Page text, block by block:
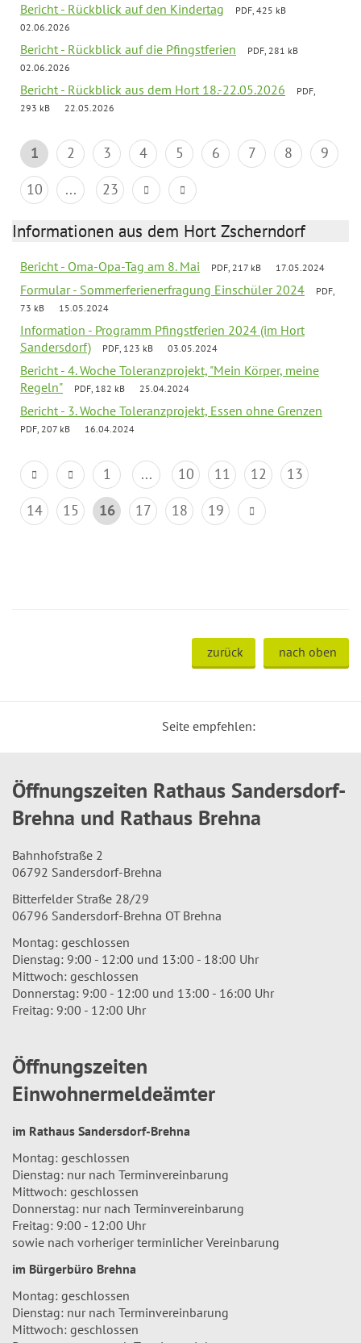
Bericht - Rückblick auf den Kindertag
PDF, 425 kB
02.06.2026
Bericht - Rückblick auf die Pfingstferien
PDF, 281 kB
02.06.2026
Bericht - Rückblick aus dem Hort 18.-22.05.2026
PDF,
293 kB
22.05.2026
1 2 3 4 5 6 7 8
9
10
... 23
Informationen aus dem Hort Zscherndorf
Bericht - Oma-Opa-Tag am 8. Mai PDF, 217 kB 17.05.2024
Formular - Sommerferienerfragung Einschüler 2024
PDF,
73 kB
15.05.2024
Information - Programm Pfingstferien 2024 (im Hort
Sandersdorf)
PDF, 123 kB 03.05.2024
Bericht - 4. Woche Toleranzprojekt, "Mein Körper, meine
Regeln"
PDF, 182 kB 25.04.2024
Bericht - 3. Woche Toleranzprojekt, Essen ohne Grenzen
PDF, 207 kB 16.04.2024
1 ... 10 11 12
13
14
15 16 17 18 19
zurück nach oben
Seite empfehlen:
Öffnungszeiten Rathaus Sandersdorf-
Brehna und Rathaus Brehna
Bahnhofstraße 2
06792 Sandersdorf-Brehna
Bitterfelder Straße 28/29
06796 Sandersdorf-Brehna OT Brehna
Montag: geschlossen
Dienstag: 9:00 - 12:00 und 13:00 - 18:00 Uhr
Mittwoch: geschlossen
Donnerstag: 9:00 - 12:00 und 13:00 - 16:00 Uhr
Freitag: 9:00 - 12:00 Uhr
Öffnungszeiten
Einwohnermeldeämter
im Rathaus Sandersdorf-Brehna
Montag: geschlossen
Dienstag: nur nach Terminvereinbarung
Mittwoch: geschlossen
Donnerstag: nur nach Terminvereinbarung
Freitag: 9:00 - 12:00 Uhr
sowie nach vorheriger terminlicher Vereinbarung
im Bürgerbüro Brehna
Montag: geschlossen
Dienstag: nur nach Terminvereinbarung
Mittwoch: geschlossen